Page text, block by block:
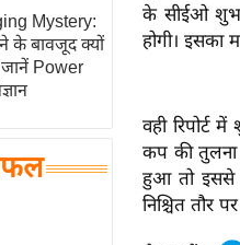
Mystery:
के बावजूद क्यों
जानें Power
के सीईओ
होगी। इसका
वही रिपोर्ट में
कप की
हुआ तो इससे
निश्चित तौर